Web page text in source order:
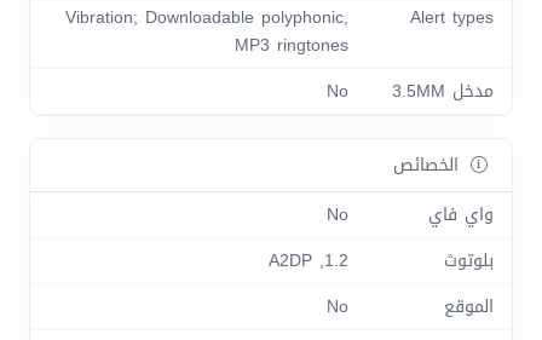
Alert types
Vibration; Downloadable polyphonic,
MP3 ringtones
مدخل 3.5MM
No
الخصائص
واي فاي
No
بلوتوث
1.2, A2DP
الموقع
No